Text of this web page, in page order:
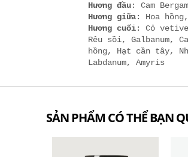
Hương đầu: Cam
Hương giữa: Hoa
Hương cuối: Cỏ
Rêu sồi, Galbanum,
hồng, Hạt cần tây,
Labdanum, Amyris
SẢN PHẨM CÓ THỂ BẠN